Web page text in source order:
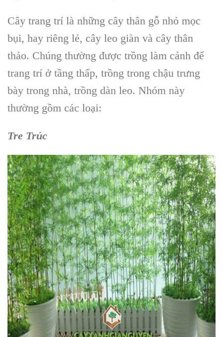
Cây trang trí là những cây thân gỗ nhỏ mọc
bụi, hay riêng lẻ, cây leo giàn và cây thân
thảo. Chúng thường được trồng làm cảnh để
trang trí ở tầng thấp, trồng trong chậu trưng
bày trong nhà, trồng dàn leo. Nhóm này
thường gồm các loại:
Tre Trúc